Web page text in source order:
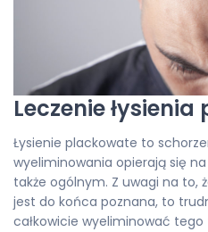
Leczenie
Łysienie plackowate to
wyeliminowania opierają się
także ogólnym. Z uwagi na to,
jest do końca poznana, to
całkowicie wyeliminować